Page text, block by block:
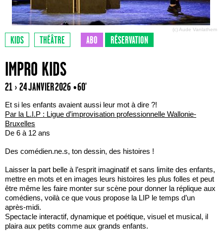
(c) Aude Vanlathem
KIDS THÉÂTRE ABO RÉSERVATION
IMPRO KIDS
21 › 24 JANVIER 2026 • 60'
Et si les enfants avaient aussi leur mot à dire ?!
Par la L.I.P : Ligue d’improvisation professionnelle Wallonie-
Bruxelles
De 6 à 12 ans
Des comédien.ne.s, ton dessin, des histoires !
Laisser la part belle à l’esprit imaginatif et sans limite des enfants,
mettre en mots et en images leurs histoires les plus folles et peut
être même les faire monter sur scène pour donner la réplique aux
comédiens, voilà ce que vous propose la LIP le temps d’un
après-midi.
Spectacle interactif, dynamique et poétique, visuel et musical, il
plaira aux petits comme aux grands enfants.